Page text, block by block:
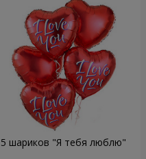
5 шариков "Я тебя люблю"